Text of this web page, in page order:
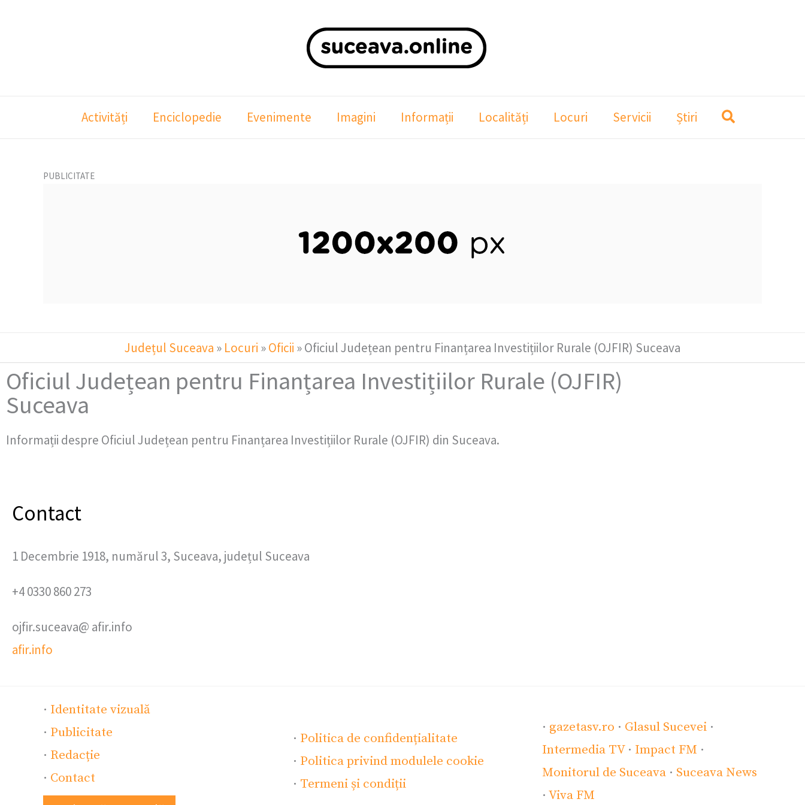
Activități Enciclopedie Evenimente Imagini Informații Localități Locuri Servicii Știri
PUBLICITATE
Județul Suceava » Locuri »Oficii »Oficiul Județean pentru Finanțarea Investițiilor Rurale (OJFIR) Suceava
Oficiul Județean pentru Finanțarea Investițiilor Rurale (OJFIR)
Suceava
Informații despre Oficiul Județean pentru Finanțarea Investițiilor Rurale (OJFIR) din Suceava.
Contact
1 Decembrie 1918, numărul 3, Suceava, județul Suceava
+4 0330 860 273
ojfir.suceava@ afir.info
afir.info
· Identitate vizuală
· Publicitate
· Redacție
· Contact
· Politica de confidențialitate
· Politica privind modulele cookie
· Termeni și condiții
· gazetasv.ro · Glasul Sucevei ·
Intermedia TV· Impact FM ·
Monitorul de Suceava · Suceava News
·Viva FM